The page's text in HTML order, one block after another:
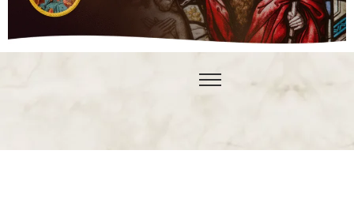
Pedro – Escolha sempre a porta estreita